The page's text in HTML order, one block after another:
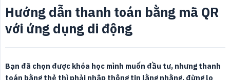
Hướng dẫn thanh toán bằng mã QR
với ứng dụng di động
Bạn đã chọn được khóa học mình muốn đầu tư, nhưng thanh
toán bằng thẻ thì phải nhập thông tin lằng nhằng, đừng lo